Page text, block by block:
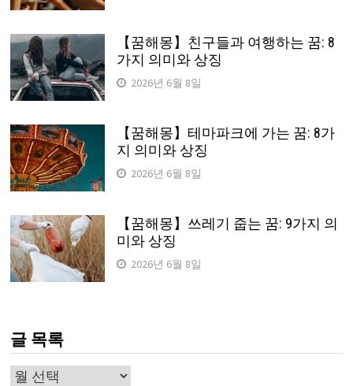
【꿈해몽】친구들과 여행하는 꿈: 8
가지 의미와 상징
2026년 6월 8일
【꿈해몽】테마파크에 가는 꿈: 8가
지 의미와 상징
2026년 6월 8일
【꿈해몽】쓰레기 줍는 꿈: 9가지 의
미와 상징
2026년 6월 8일
글 목록
글